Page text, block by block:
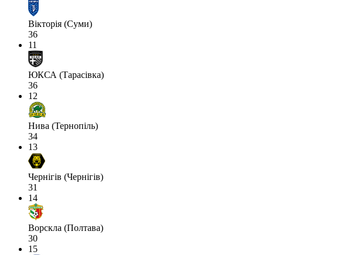
Вікторія (Суми)
36
11
ЮКСА (Тарасівка)
36
12
Нива (Тернопіль)
34
13
Чернігів (Чернігів)
31
14
Ворскла (Полтава)
30
15